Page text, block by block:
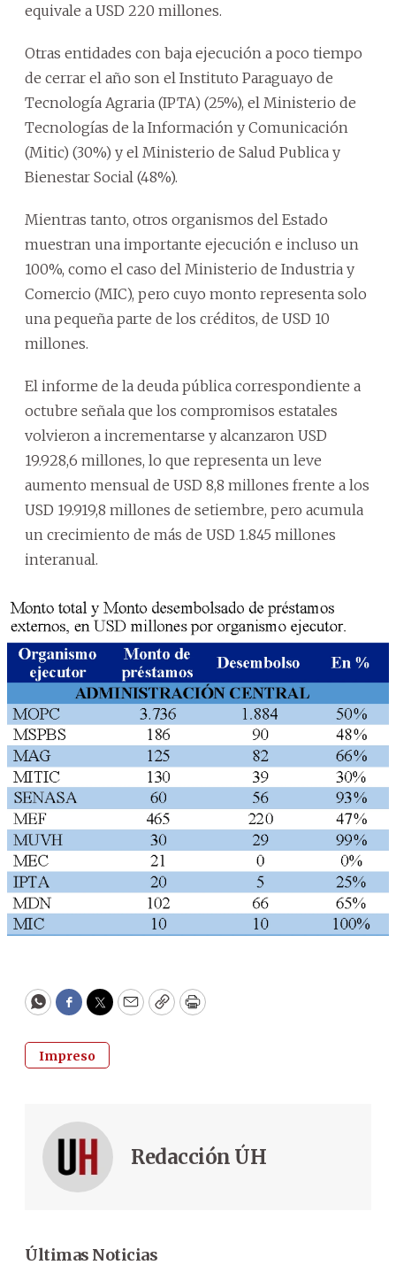
equivale a USD 220 millones.
Otras entidades con baja ejecución a poco tiempo
de cerrar el año son el Instituto Paraguayo de
Tecnología Agraria (IPTA) (25%), el Ministerio de
Tecnologías de la Información y Comunicación
(Mitic) (30%) y el Ministerio de Salud Publica y
Bienestar Social (48%).
Mientras tanto, otros organismos del Estado
muestran una importante ejecución e incluso un
100%, como el caso del Ministerio de Industria y
Comercio (MIC), pero cuyo monto representa solo
una pequeña parte de los créditos, de USD 10
millones.
El informe de la deuda pública correspondiente a
octubre señala que los compromisos estatales
volvieron a incrementarse y alcanzaron USD
19.928,6 millones, lo que representa un leve
aumento mensual de USD 8,8 millones frente a los
USD 19.919,8 millones de setiembre, pero acumula
un crecimiento de más de USD 1.845 millones
interanual.
WhatsApp
Facebook
Twitter
EmailCopyPrint
Impreso
Redacción ÚH
Últimas Noticias